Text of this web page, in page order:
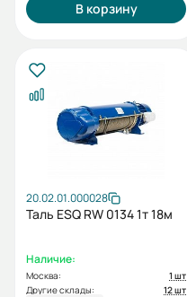
В корзину
20.02.01.000028
Таль ESQ RW 0134 1т 18м
Наличие:
Москва:
1 шт
Другие склады:
12 шт